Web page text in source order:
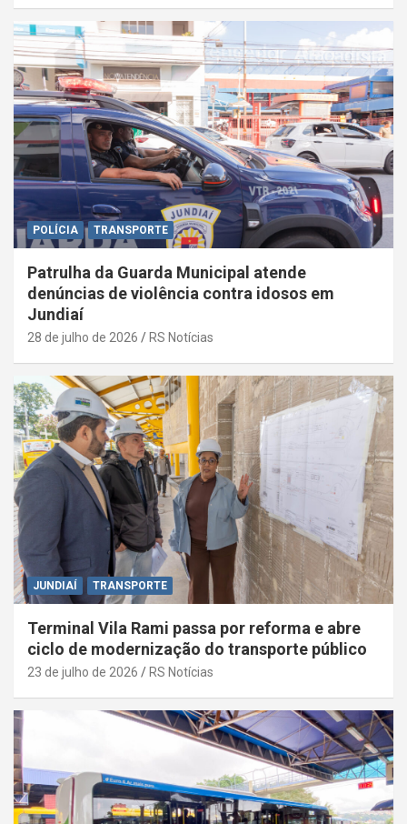
POLÍCIA TRANSPORTE
Patrulha da Guarda Municipal atende
denúncias de violência contra idosos em
Jundiaí
28 de julho de 2026 RS Notícias
JUNDIAÍ TRANSPORTE
Terminal Vila Rami passa por reforma e abre
ciclo de modernização do transporte público
23 de julho de 2026 RS Notícias